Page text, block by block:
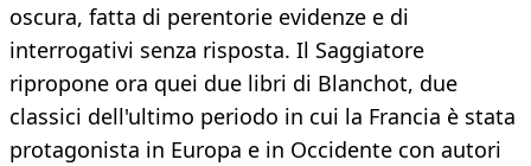
oscura, fatta di perentorie evidenze e di
interrogativi senza risposta. Il Saggiatore
ripropone ora quei due libri di Blanchot, due
classici dell'ultimo periodo in cui la Francia è stata
protagonista in Europa e in Occidente con autori